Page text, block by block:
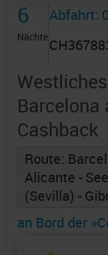
6
Nächte
Abfahrt:
Cashback
Route:
Alicante -
(Sevilla) -
an Bord der